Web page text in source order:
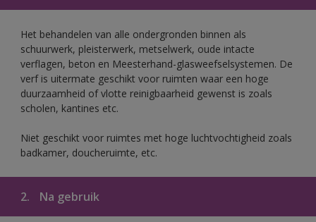
Het behandelen van alle ondergronden binnen als
schuurwerk, pleisterwerk, metselwerk, oude intacte
verflagen, beton en Meesterhand-glasweefselsystemen. De
verf is uitermate geschikt voor ruimten waar een hoge
duurzaamheid of vlotte reinigbaarheid gewenst is zoals
scholen, kantines etc.
Niet geschikt voor ruimtes met hoge luchtvochtigheid zoals
badkamer, doucheruimte, etc.
2. Na gebruik